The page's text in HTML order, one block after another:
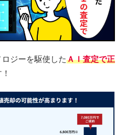
ジーを駆使したＡＩ査定で正